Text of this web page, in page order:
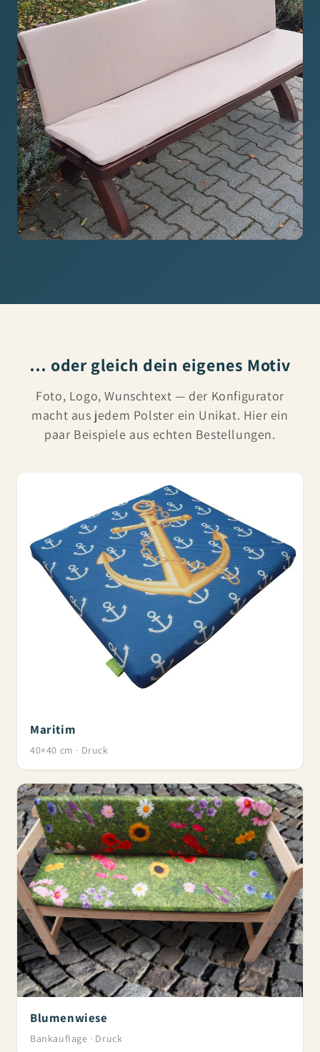
… oder gleich dein eigenes Motiv
Foto, Logo, Wunschtext — der Konfigurator
macht aus jedem Polster ein Unikat. Hier ein
paar Beispiele aus echten Bestellungen.
Maritim
40×40 cm · Druck
Blumenwiese
Bankauflage · Druck